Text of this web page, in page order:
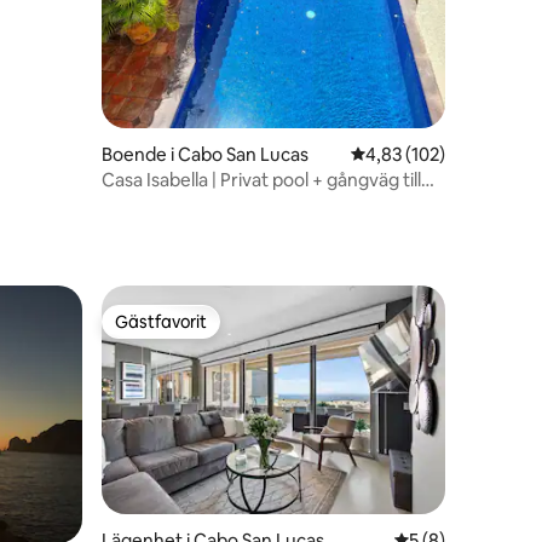
Boende i Cabo San Lucas 4,83 av 5 i
4,83 (102)
Casa Isabella | Privat pool + gångväg till
Gästfavorit
Gästfavorit